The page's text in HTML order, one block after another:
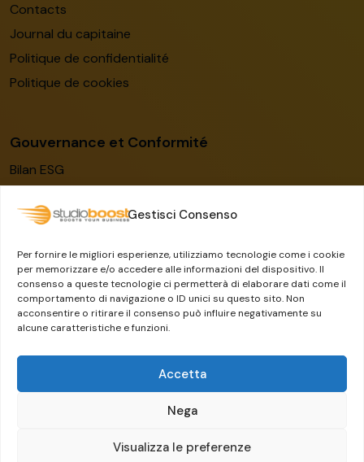
Gestisci Consenso
Per fornire le migliori esperienze, utilizziamo tecnologie come i cookie
per memorizzare e/o accedere alle informazioni del dispositivo. Il
consenso a queste tecnologie ci permetterà di elaborare dati come il
comportamento di navigazione o ID unici su questo sito. Non
acconsentire o ritirare il consenso può influire negativamente su
alcune caratteristiche e funzioni.
Accetta
Nega
Visualizza le preferenze
Contacts
Journal du capitaine
Politique de confidentialité
Politique de cookies
Gouvernance et Conformité
Bilan ESG
Modèle de gestion
Lanceur d’alerte
Le groupe Dylog-Buffetti